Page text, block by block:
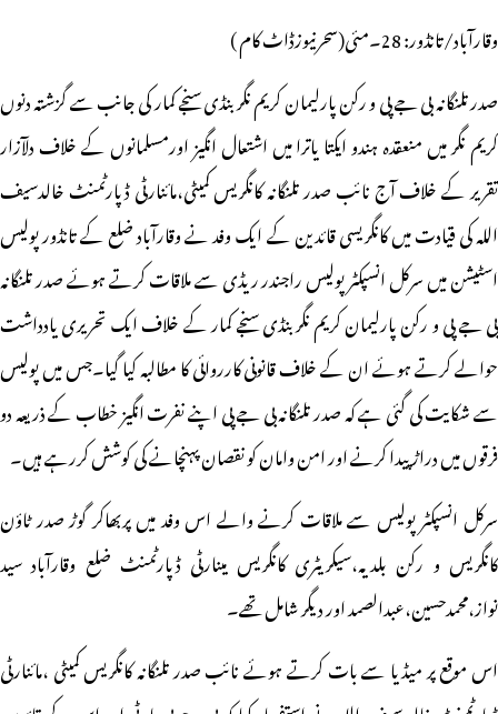
وقارآباد/تانڈور: 28۔مئی(سحرنیوزڈاٹ کام )
صدر تلنگانہ بی جے پی و رکن پارلیمان کریم نگر بنڈی سنجے کمار کی جانب سے گزشتہ دنوں
کریم نگر میں منعقدہ ہندو ایکتا یاترا میں اشتعال انگیز اورمسلمانوں کے خلاف دلآزار
تقریر کے خلاف آج نائب صدر تلنگانہ کانگریس کمیٹی،مائنارٹی ڈپارٹمنٹ خالدسیف
اللہ کی قیادت میں کانگریسی قائدین کے ایک وفد نے وقارآباد ضلع کے تانڈور پولیس
اسٹیشن میں سرکل انسپکٹر پولیس راجندر ریڈی سے ملاقات کرتے ہوئے صدر تلنگانہ
بی جے پی و رکن پارلیمان کریم نگر بنڈی سنجے کمار کے خلاف ایک تحریری یادداشت
حوالے کرتے ہوئے ان کے خلاف قانونی کارروائی کا مطالبہ کیا گیا۔جس میں پولیس
سے شکایت کی گئی ہے کہ صدر تلنگانہ بی جے پی اپنے نفرت انگیز خطاب کے ذریعہ دو
فرقوں میں دراڑ پیدا کرنے اور امن وامان کو نقصان پہنچانے کی کوشش کررہے ہیں۔
سرکل انسپکٹر پولیس سے ملاقات کرنے والے اس وفد میں پربھاکر گوڑ صدر ٹاؤن
کانگریس و رکن بلدیہ،سیکریٹری کانگریس مینارٹی ڈپارٹمنٹ ضلع وقارآباد سید
نواز،محمدحسین،عبدالصمد اور دیگر شامل تھے۔
اس موقع پر میڈیا سے بات کرتے ہوئے نائب صدر تلنگانہ کانگریس کمیٹی ،مائنارٹی